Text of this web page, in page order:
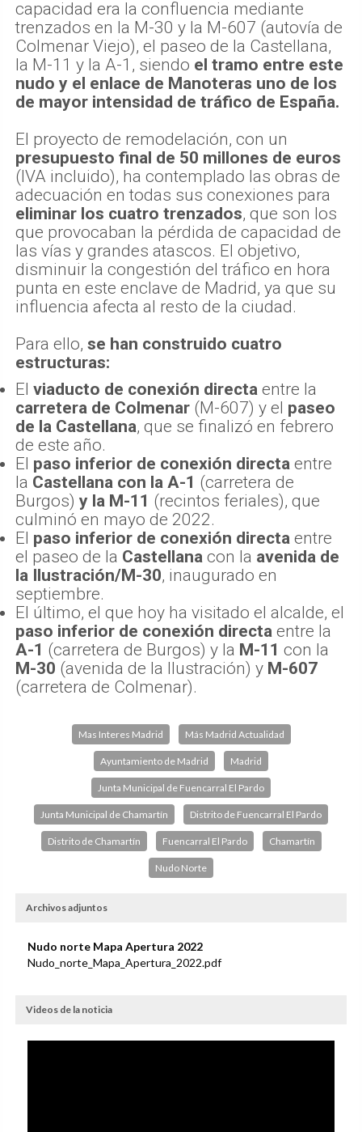
capacidad era la confluencia mediante
trenzados en la M-30 y la M-607 (autovía de
Colmenar Viejo), el paseo de la Castellana,
la M-11 y la A-1, siendo el tramo entre este
nudo y el enlace de Manoteras uno de los
de mayor intensidad de tráfico de España.
El proyecto de remodelación, con un
presupuesto final de 50 millones de euros
(IVA incluido), ha contemplado las obras de
adecuación en todas sus conexiones para
eliminar los cuatro trenzados, que son los
que provocaban la pérdida de capacidad de
las vías y grandes atascos. El objetivo,
disminuir la congestión del tráfico en hora
punta en este enclave de Madrid, ya que su
influencia afecta al resto de la ciudad.
Para ello, se han construido cuatro
estructuras:
El viaducto de conexión directa entre la
carretera de Colmenar (M-607) y el paseo
de la Castellana, que se finalizó en febrero
de este año.
El paso inferior de conexión directa entre
la Castellana con la A-1 (carretera de
Burgos) y la M-11 (recintos feriales), que
culminó en mayo de 2022.
El paso inferior de conexión directa entre
el paseo de la Castellana con la avenida de
la Ilustración/M-30, inaugurado en
septiembre.
El último, el que hoy ha visitado el alcalde, el
paso inferior de conexión directa entre la
A-1 (carretera de Burgos) y la M-11 con la
M-30 (avenida de la Ilustración) y M-607
(carretera de Colmenar).
Mas Interes Madrid Más Madrid Actualidad
Ayuntamiento de Madrid Madrid
Junta Municipal de Fuencarral El Pardo
Junta Municipal de Chamartín Distrito de Fuencarral El Pardo
Distrito de Chamartín Fuencarral El Pardo Chamartín
Nudo Norte
Archivos adjuntos
Nudo norte Mapa Apertura 2022
Nudo_norte_Mapa_Apertura_2022.pdf
Videos de la noticia